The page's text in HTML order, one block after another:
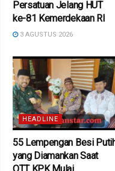
Persatuan Jelang HUT
ke-81 Kemerdekaan RI
3 AGUSTUS 2026
HEADLINE
55 Lempengan Besi
yang Diamankan Saat